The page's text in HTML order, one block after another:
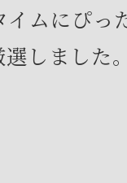
イムにぴっ
しました。